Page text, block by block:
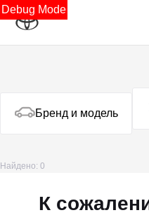
Debug Mode
Бренд и модель
Найдено: 0
К